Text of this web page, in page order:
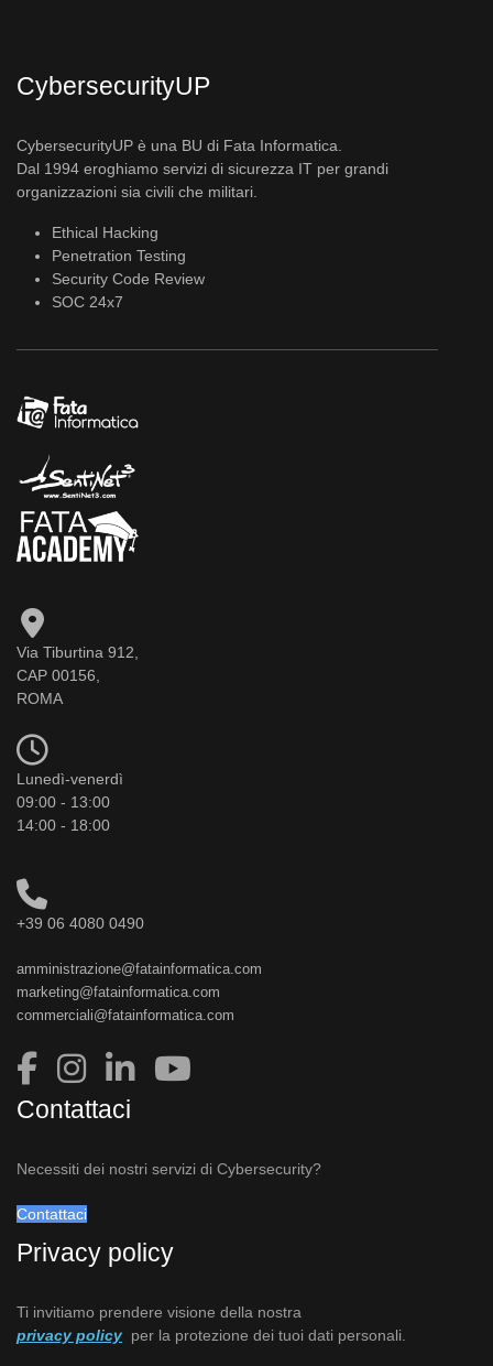
CybersecurityUP
CybersecurityUP è una BU di Fata Informatica.
Dal 1994 eroghiamo servizi di sicurezza IT per grandi
organizzazioni sia civili che militari.
Ethical Hacking
Penetration Testing
Security Code Review
SOC 24x7
Via Tiburtina 912,
CAP 00156,
ROMA
Lunedì-venerdì
09:00 - 13:00
14:00 - 18:00
+39 06 4080 0490
amministrazione@fatainformatica.com
marketing@fatainformatica.com
commerciali@fatainformatica.com
Contattaci
Necessiti dei nostri servizi di Cybersecurity?
Contattaci
Privacy policy
Ti invitiamo prendere visione della nostra
privacy policy per la protezione dei tuoi dati personali.